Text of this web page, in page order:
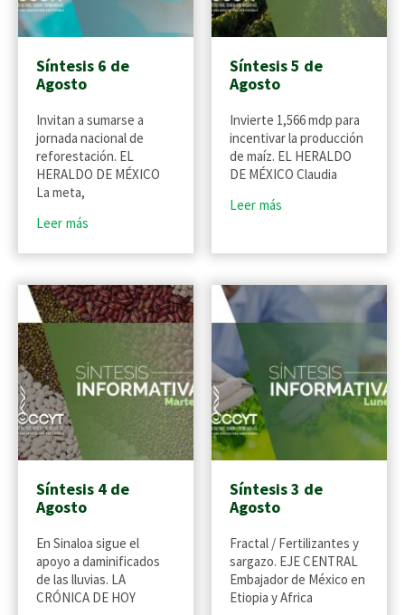
Síntesis 6 de
Agosto
Invitan a sumarse a
jornada nacional de
reforestación. EL
HERALDO DE MÉXICO
La meta,
Leer más
Síntesis 5 de
Agosto
Invierte 1,566 mdp para
incentivar la producción
de maíz. EL HERALDO
DE MÉXICO Claudia
Leer más
Síntesis 4 de
Agosto
En Sinaloa sigue el
apoyo a daminificados
de las lluvias. LA
CRÓNICA DE HOY
Síntesis 3 de
Agosto
Fractal / Fertilizantes y
sargazo. EJE CENTRAL
Embajador de México en
Etiopia y Africa